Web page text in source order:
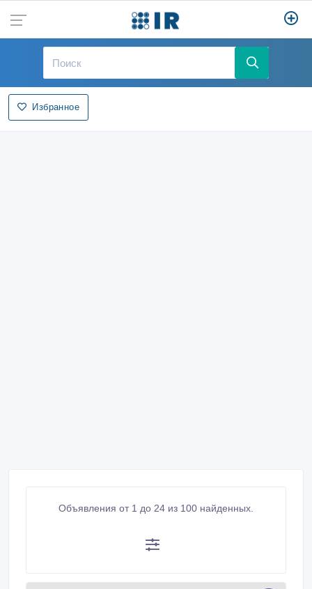
Избранное
Объявления от 1 до 24 из 100 найденных.